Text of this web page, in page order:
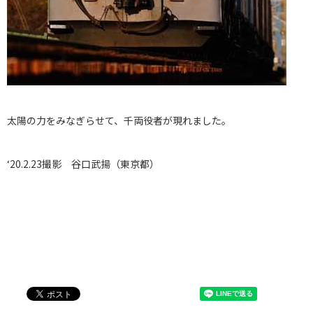
太陽の力をみなぎらせて、千両役者が現れました。
‘20.2.23撮影 谷口武揚（東京都）